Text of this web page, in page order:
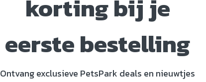
korting bij je
eerste bestelling
Ontvang exclusieve PetsPark deals en nieuwtjes